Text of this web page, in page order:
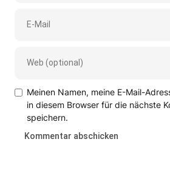
Meinen Namen, meine E-Mail-
in diesem Browser für die nächste
speichern.